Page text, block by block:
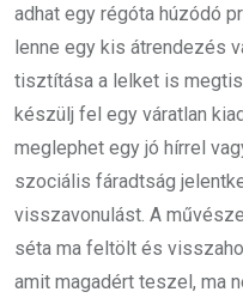
adhat egy régóta húzódó
lenne egy kis átrendezés
tisztítása a lelket is
készülj fel egy váratlan
meglephet egy jó hírrel
szociális fáradtság
visszavonulást. A
séta ma feltölt és
amit magadért teszel, ma